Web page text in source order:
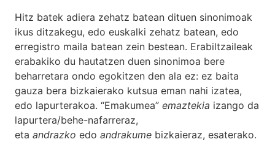
Hitz batek adiera zehatz batean dituen sinonimoak
ikus ditzakegu, edo euskalki zehatz batean, edo
erregistro maila batean zein bestean. Erabiltzaileak
erabakiko du hautatzen duen sinonimoa bere
beharretara ondo egokitzen den ala ez: ez baita
gauza bera bizkaierako kutsua eman nahi izatea,
edo lapurterakoa. “Emakumea” emaztekia izango da
lapurtera/behe-nafarreraz,
eta andrazko edo andrakume bizkaieraz, esaterako.